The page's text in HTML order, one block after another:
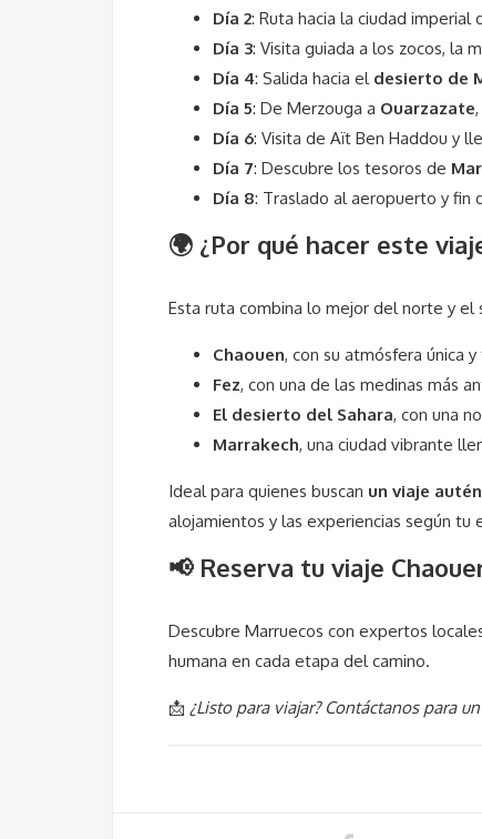
Día 2: Ruta hacia la ciudad imperial
Día 3: Visita guiada a los zocos, la
Día 4: Salida hacia el desierto de
Día 5: De Merzouga a Ouarzazate
Día 6: Visita de Aït Ben Haddou y
Día 7: Descubre los tesoros de
Día 8: Traslado al aeropuerto y fin
🌍 ¿Por qué hacer este
Esta ruta combina lo mejor del norte y el
Chaouen, con su atmósfera única
Fez, con una de las medinas más
El desierto del Sahara, con una
Marrakech, una ciudad vibrante
Ideal para quienes buscan un viaje
alojamientos y las experiencias según tu
📢 Reserva tu viaje
Descubre Marruecos con expertos
humana en cada etapa del camino.
📩 ¿Listo para viajar? Contáctanos para